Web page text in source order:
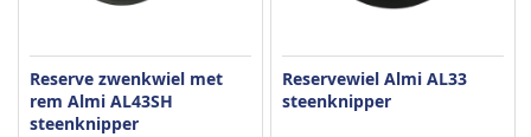
Reserve zwenkwiel met
rem Almi AL43SH
steenknipper
Reservewiel Almi AL33
steenknipper